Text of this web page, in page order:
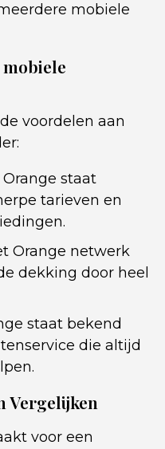
mobiele
voordelen aan
Orange staat
tarieven en
Orange netwerk
dekking door heel
staat bekend
die altijd
Vergelijken
voor een